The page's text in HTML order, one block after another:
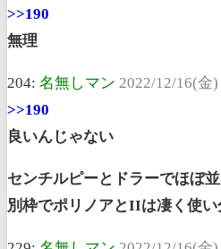
>>190
無理
204: 名無しマン 2022/12/16(金
>>190
良いんじゃない
センチルピーとドラーでほぼ
別枠でポリノアとIIは凄く使い